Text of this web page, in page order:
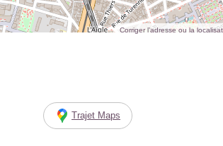
Corriger l’adresse ou la
Trajet Maps